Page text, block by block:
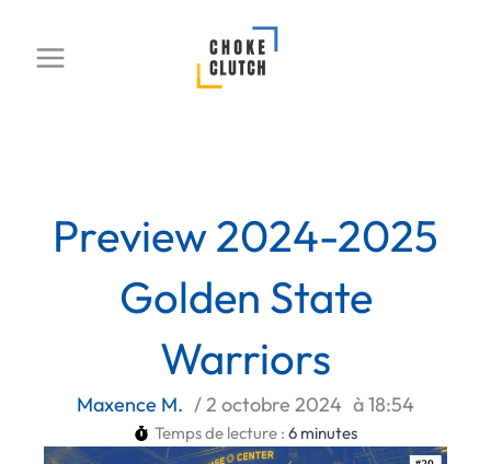
contenu
Preview 2024-2025
Golden State
Warriors
Maxence M. /2 octobre 2024 à18:54
Temps de lecture : 6 minutes